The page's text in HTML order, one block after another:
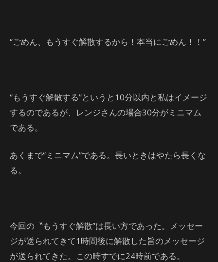
“ごめん、もうすぐ解散するから！本当にごめん！！”
“もうすぐ解散する”というと10分以内と私はイメージ
するのであるが、レンジさんの場合30分がミニマム
である。
あくまで“ミニマム”である。長いときはやたら長くな
る。
今回の〝もうすぐ解散”は長い方であった。メッセー
ジが送られてきて1時間後に解散した旨のメッセージ
が送られてきた。この時すでに24時前である。